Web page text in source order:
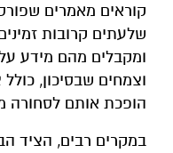
קוראים מאמרים
שלעתים קרובות
ומקבלים מהם מידע על
וצמחים שבסיכון, כולל
הופכת אותם לסחורה
במקרים רבים, הציד